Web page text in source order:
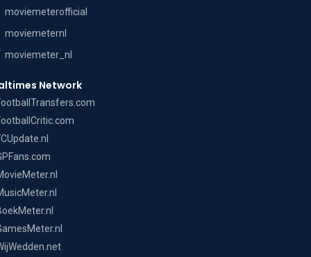
moviemeterofficial
moviemeternl
moviemeter_nl
Network